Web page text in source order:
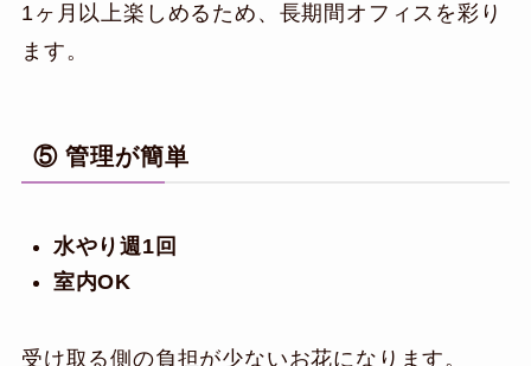
1ヶ月以上楽しめるため、長期間オフィスを彩り
ます。
⑤ 管理が簡単
水やり週1回
室内OK
受け取る側の負担が少ないお花になります。